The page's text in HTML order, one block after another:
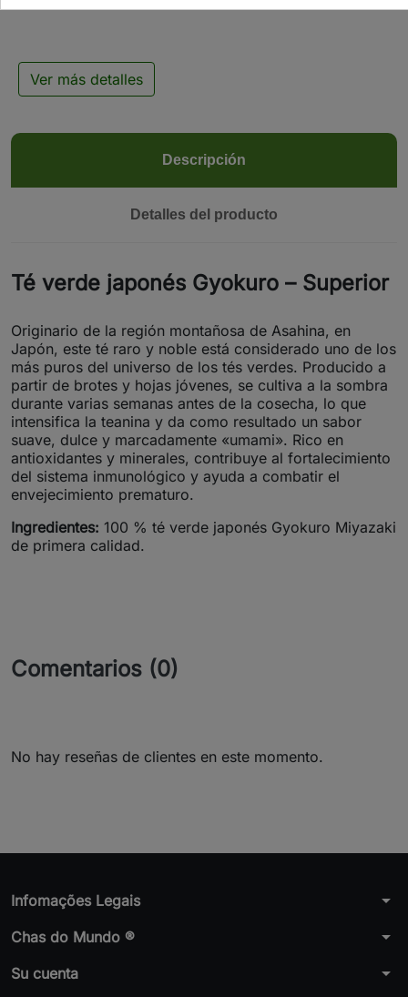
Ver más detalles
Descripción
Detalles del producto
Té verde japonés Gyokuro – Superior
Originario de la región montañosa de Asahina, en
Japón, este té raro y noble está considerado uno de los
más puros del universo de los tés verdes. Producido a
partir de brotes y hojas jóvenes, se cultiva a la sombra
durante varias semanas antes de la cosecha, lo que
intensifica la teanina y da como resultado un sabor
suave, dulce y marcadamente «umami». Rico en
antioxidantes y minerales, contribuye al fortalecimiento
del sistema inmunológico y ayuda a combatir el
envejecimiento prematuro.
Ingredientes: 100 % té verde japonés Gyokuro Miyazaki
de primera calidad.
Comentarios (0)
No hay reseñas de clientes en este momento.
Infomações Legais arrow_drop_down
Chas do Mundo ® arrow_drop_down
Su cuenta arrow_drop_down